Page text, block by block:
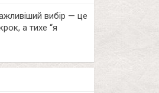
вибір — це
а тихе “я